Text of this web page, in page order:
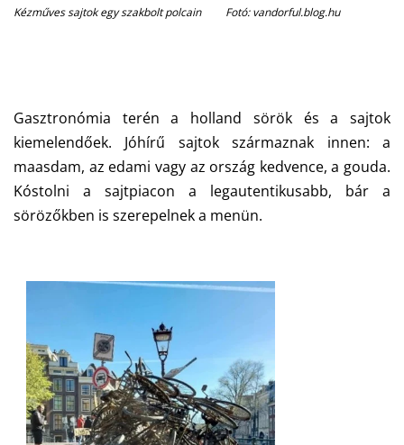
Kézműves sajtok egy szakbolt polcain Fotó: vandorful.blog.hu
Gasztronómia terén a holland sörök és a sajtok
kiemelendőek. Jóhírű sajtok származnak innen: a
maasdam, az edami vagy az ország kedvence, a gouda.
Kóstolni a sajtpiacon a legautentikusabb, bár a
sörözőkben is szerepelnek a menün.